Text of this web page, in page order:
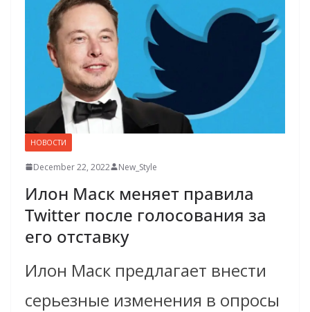
НОВОСТИ
December 22, 2022 New_Style
Илон Маск меняет правила
Twitter после голосования за
его отставку
Илон Маск предлагает внести
серьезные изменения в опросы